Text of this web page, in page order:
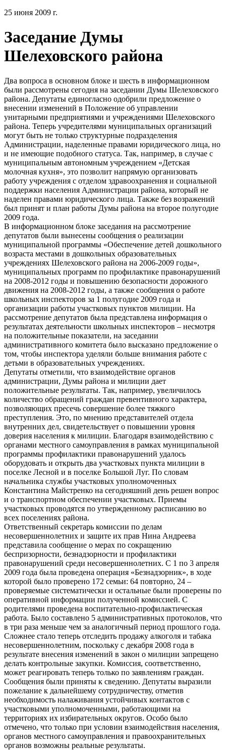
25 июня 2009 г.
Заседание Думы
Шелеховского района
Два вопроса в основном блоке и шесть в информационном
были рассмотрены сегодня на заседании Думы Шелеховского
района. Депутаты единогласно одобрили предложение о
внесении изменений в Положение об управлении
унитарными предприятиями и учреждениями Шелеховского
района. Теперь учредителями муниципальных организаций
могут быть не только структурные подразделения
Администрации, наделенные правами юридического лица, но
и не имеющие подобного статуса. Так, например, в случае с
муниципальным автономным учреждением «Детская
молочная кухня», это позволит напрямую организовать
работу учреждения с отделом здравоохранения и социальной
поддержки населения Администрации района, который не
наделен правами юридического лица. Также без возражений
был принят и план работы Думы района на второе полугодие
2009 года.
В информационном блоке заседания на рассмотрение
депутатов были вынесены сообщения о реализации
муниципальной программы «Обеспечение детей дошкольного
возраста местами в дошкольных образовательных
учреждениях Шелеховского района на 2006-2009 годы»,
муниципальных программ по профилактике правонарушений
на 2008-2012 годы и повышению безопасности дорожного
движения на 2008-2012 годы, а также сообщения о работе
школьных инспекторов за 1 полугодие 2009 года и
организации работы участковых пунктов милиции. На
рассмотрение депутатов была представлена информация о
результатах деятельности школьных инспекторов – несмотря
на положительные показатели, на заседании
административного комитета было высказано предложение о
том, чтобы инспектора уделяли больше внимания работе с
детьми в образовательных учреждениях.
Депутаты отметили, что взаимодействие органов
администрации, Думы района и милиции дает
положительные результаты. Так, например, увеличилось
количество обращений граждан превентивного характера,
позволяющих пресечь совершение более тяжкого
преступления. Это, по мнению представителей отдела
внутренних дел, свидетельствует о повышении уровня
доверия населения к милиции. Благодаря взаимодействию с
органами местного самоуправления в рамках муниципальной
программы профилактики правонарушений удалось
оборудовать и открыть два участковых пункта милиции в
поселке Лесной и в поселке Большой Луг. По словам
начальника службы участковых уполномоченных
Константина Майстренко на сегодняшний день решен вопрос
и о транспортном обеспечении участковых. Приемы
участковых проводятся по утвержденному расписанию во
всех поселениях района.
Ответственный секретарь комиссии по делам
несовершеннолетних и защите их прав Нина Андреева
представила сообщение о мерах по сокращению
беспризорности, безнадзорности и профилактики
правонарушений среди несовершеннолетних. С 1 по 3 апреля
2009 года была проведена операция «Безнадзорник», в ходе
которой было проверено 172 семьи: 64 повторно, 24 –
проверяемые систематически и остальные были проверены по
оперативной информации полученной комиссией. С
родителями проведена воспитательно-профилактическая
работа. Было составлено 5 административных протоколов, что
в три раза меньше чем за аналогичный период прошлого года.
Сложнее стало теперь отследить продажу алкоголя и табака
несовершеннолетним, поскольку с декабря 2008 года в
результате внесения изменений в закон о милиции запрещено
делать контрольные закупки. Комиссия, соответственно,
может реагировать теперь только по заявлениям граждан.
Сообщения были приняты к сведению. Депутаты выразили
пожелание к дальнейшему сотрудничеству, отметив
необходимость налаживания устойчивых контактов с
участковыми уполномоченными, работающими на
территориях их избирательных округов. Особо было
отмечено, что только при условии взаимодействия населения,
органов местного самоуправления и правоохранительных
органов возможны реальные результаты.